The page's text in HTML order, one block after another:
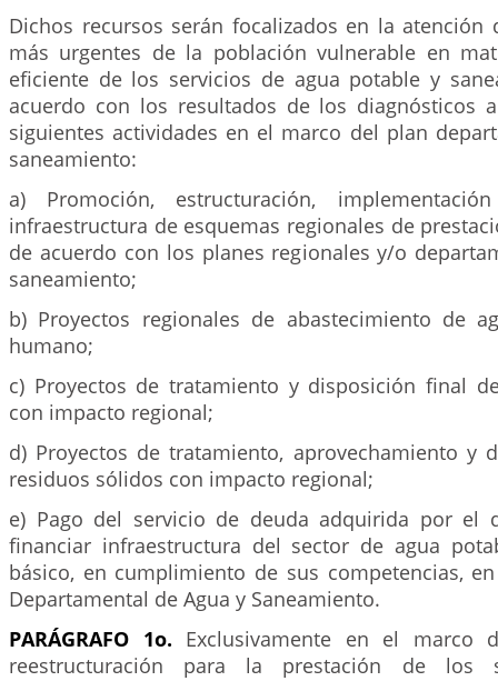
Dichos recursos serán focalizados en la atención
más urgentes de la población vulnerable en
eficiente de los servicios de agua potable y
acuerdo con los resultados de los diagnósticos
siguientes actividades en el marco del plan
saneamiento:
a) Promoción, estructuración,
infraestructura de esquemas regionales de
de acuerdo con los planes regionales y/o
saneamiento;
b) Proyectos regionales de abastecimiento de
humano;
c) Proyectos de tratamiento y disposición final
con impacto regional;
d) Proyectos de tratamiento, aprovechamiento y
residuos sólidos con impacto regional;
e) Pago del servicio de deuda adquirida por el
financiar infraestructura del sector de agua
básico, en cumplimiento de sus competencias,
Departamental de Agua y Saneamiento.
PARÁGRAFO 1o. Exclusivamente en el marco
reestructuración para la prestación de los